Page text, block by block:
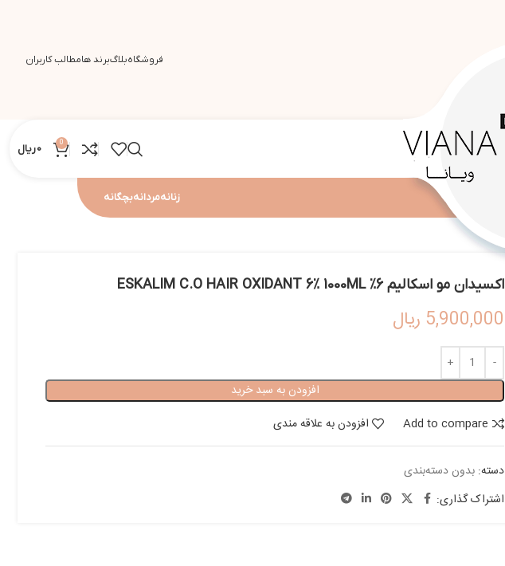
فروشگاهبلاگبرند هامطالب کاربران
0
0ریال
زنانهمردانهبچگانه
اکسیدان مو اسکالیم 6% ESKALIM C.O HAIR OXIDANT 6% 1000ML
5,900,000 ریال
افزودن به سبد خرید
Add to compare
افزودن به علاقه مندی
دسته: بدون دسته‌بندی
اشتراک گذاری: